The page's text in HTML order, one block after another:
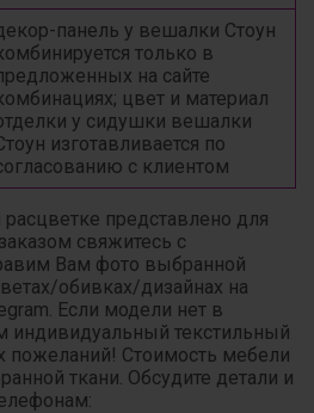
панель у вешалки Стоун
только в
на сайте
цвет и материал
у сидушки вешалки
изготавливается по
с клиентом
представлено для
свяжитесь с
Вам фото выбранной
обивках/дизайнах на
Если модели нет в
текстильный
пожеланий! Стоимость мебели
ткани. Обсудите детали и